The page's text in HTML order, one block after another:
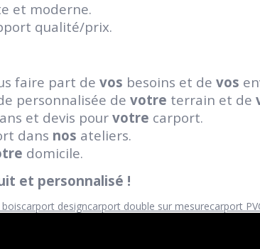
et moderne.
qualité/prix.
faire part de vos besoins et de vos
personnalisée de votre terrain et de
et devis pourvotre carport.
dans nos ateliers.
domicile.
et personnalisé !
carport designcarport double sur mesurecarport